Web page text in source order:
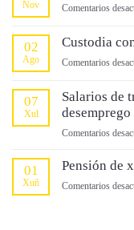
Nov Comentarios
02
Ago
Custodia
Comentarios
07
Xul
Salarios de
desemprego
Comentarios
01
Xuñ
Pensión de
Comentarios